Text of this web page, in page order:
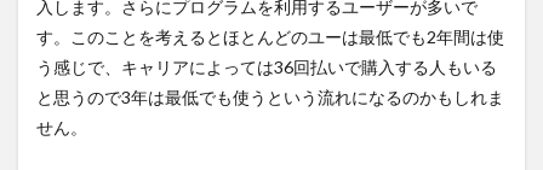
入します。さらにプログラムを利用するユーザーが多いで
す。このことを考えるとほとんどのユーは最低でも2年間は使
う感じで、キャリアによっては36回払いで購入する人もいる
と思うので3年は最低でも使うという流れになるのかもしれま
せん。